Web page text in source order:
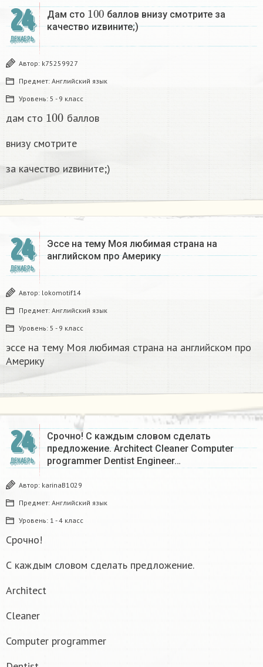
24
ДЕКАБРЬ
Дам сто
100
баллов внизу смотрите за
качество иzвините;)
Автор: k75259927
Предмет: Английский язык
Уровень: 5 - 9 класс
дам сто
100
баллов
внизу смотрите
за качество иzвините;)
24
ДЕКАБРЬ
Эссе на тему Моя любимая страна на
английском про Америку​
Автор: lokomotif14
Предмет: Английский язык
Уровень: 5 - 9 класс
эссе на тему Моя любимая страна на английском про
Америку​
24
ДЕКАБРЬ
Срочно! С каждым словом сделать
предложение. Architect Cleaner Computer
programmer Dentist Engineer…
Автор: karinaB1029
Предмет: Английский язык
Уровень: 1 - 4 класс
Срочно!
С каждым словом сделать предложение.
Architect
Cleaner
Computer programmer